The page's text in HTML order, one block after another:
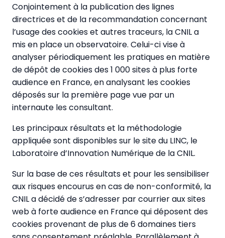
Conjointement à la publication des lignes
directrices et de la recommandation concernant
l’usage des cookies et autres traceurs, la CNIL a
mis en place un observatoire. Celui-ci vise à
analyser périodiquement les pratiques en matière
de dépôt de cookies des 1 000 sites à plus forte
audience en France, en analysant les cookies
déposés sur la première page vue par un
internaute les consultant.
Les principaux résultats et la méthodologie
appliquée sont disponibles sur le site du LINC, le
Laboratoire d’Innovation Numérique de la CNIL.
Sur la base de ces résultats et pour les sensibiliser
aux risques encourus en cas de non-conformité, la
CNIL a décidé de s’adresser par courrier aux sites
web à forte audience en France qui déposent des
cookies provenant de plus de 6 domaines tiers